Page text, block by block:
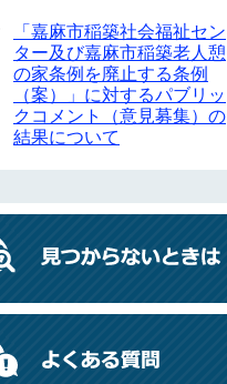
「嘉麻市稲築社会福祉セン
ター及び嘉麻市稲築老人憩
の家条例を廃止する条例
（案）」に対するパブリッ
クコメント（意見募集）の
結果について